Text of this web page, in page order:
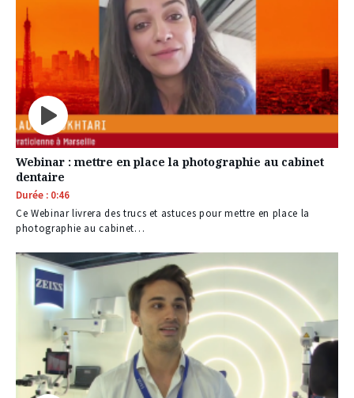
Webinar : mettre en place la photographie au cabinet
dentaire
Durée : 0:46
Ce Webinar livrera des trucs et astuces pour mettre en place la
photographie au cabinet…